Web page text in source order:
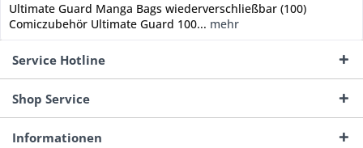
Ultimate Guard Manga Bags wiederverschließbar (100)
Comiczubehör Ultimate Guard 100... mehr
Service Hotline
Shop Service
Informationen